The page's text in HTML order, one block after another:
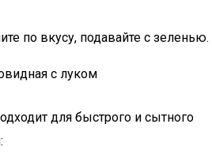
по вкусу, подавайте с зеленью.
с луком
для быстрого и сытного